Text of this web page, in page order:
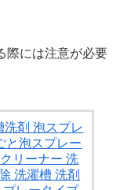
際には注意が必要
剤 泡スプレ
と泡スプレー
リーナー 洗
洗濯槽 洗剤